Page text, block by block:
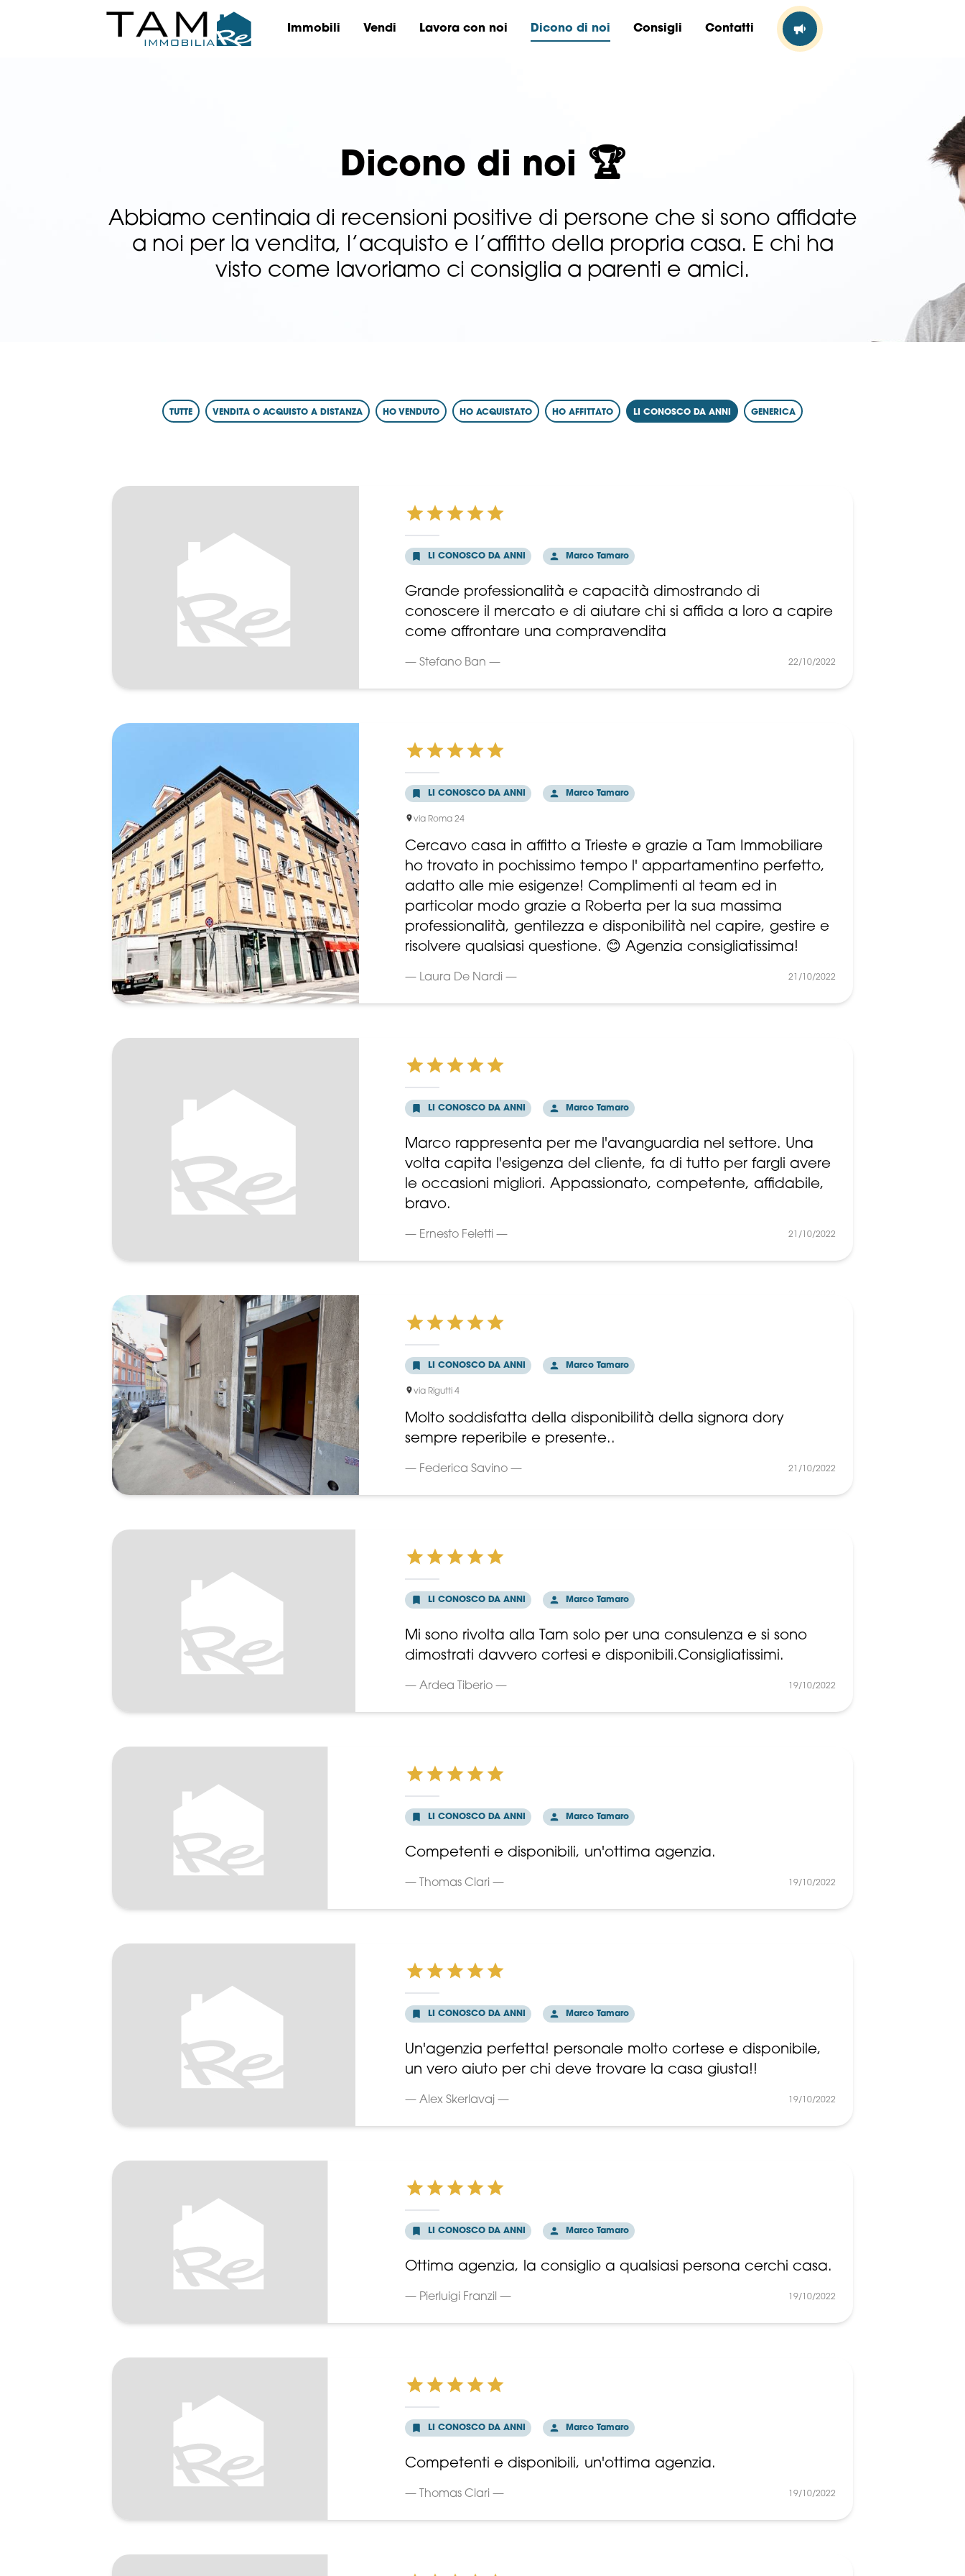
Immobili Vendi Lavora con noi Dicono di noi Consigli Contatti
Dicono di noi 🏆
Abbiamo centinaia di recensioni positive di persone che si sono affidate
a noi per la vendita, l’acquisto e l’affitto della propria casa. E chi ha
visto come lavoriamo ci consiglia a parenti e amici.
TUTTE VENDITA O ACQUISTO A DISTANZA HO VENDUTO HO ACQUISTATO HO AFFITTATO LI CONOSCO DA ANNI GENERICA
LI CONOSCO DA ANNI Marco Tamaro
Grande professionalità e capacità dimostrando di
conoscere il mercato e di aiutare chi si affida a loro a capire
come affrontare una compravendita
— Stefano Ban — 22/10/2022
LI CONOSCO DA ANNI Marco Tamaro
via Roma 24
Cercavo casa in affitto a Trieste e grazie a Tam Immobiliare
ho trovato in pochissimo tempo l' appartamentino perfetto,
adatto alle mie esigenze! Complimenti al team ed in
particolar modo grazie a Roberta per la sua massima
professionalità, gentilezza e disponibilità nel capire, gestire e
risolvere qualsiasi questione. 😊 Agenzia consigliatissima!
— Laura De Nardi — 21/10/2022
LI CONOSCO DA ANNI Marco Tamaro
Marco rappresenta per me l'avanguardia nel settore. Una
volta capita l'esigenza del cliente, fa di tutto per fargli avere
le occasioni migliori. Appassionato, competente, affidabile,
bravo.
— Ernesto Feletti — 21/10/2022
LI CONOSCO DA ANNI Marco Tamaro
via Rigutti 4
Molto soddisfatta della disponibilità della signora dory
sempre reperibile e presente..
— Federica Savino — 21/10/2022
LI CONOSCO DA ANNI Marco Tamaro
Mi sono rivolta alla Tam solo per una consulenza e si sono
dimostrati davvero cortesi e disponibili.Consigliatissimi.
— Ardea Tiberio — 19/10/2022
LI CONOSCO DA ANNI Marco Tamaro
Competenti e disponibili, un'ottima agenzia.
— Thomas Clari — 19/10/2022
LI CONOSCO DA ANNI Marco Tamaro
Un'agenzia perfetta! personale molto cortese e disponibile,
un vero aiuto per chi deve trovare la casa giusta!!
— Alex Skerlavaj — 19/10/2022
LI CONOSCO DA ANNI Marco Tamaro
Ottima agenzia, la consiglio a qualsiasi persona cerchi casa.
— Pierluigi Franzil — 19/10/2022
LI CONOSCO DA ANNI Marco Tamaro
Competenti e disponibili, un'ottima agenzia.
— Thomas Clari — 19/10/2022